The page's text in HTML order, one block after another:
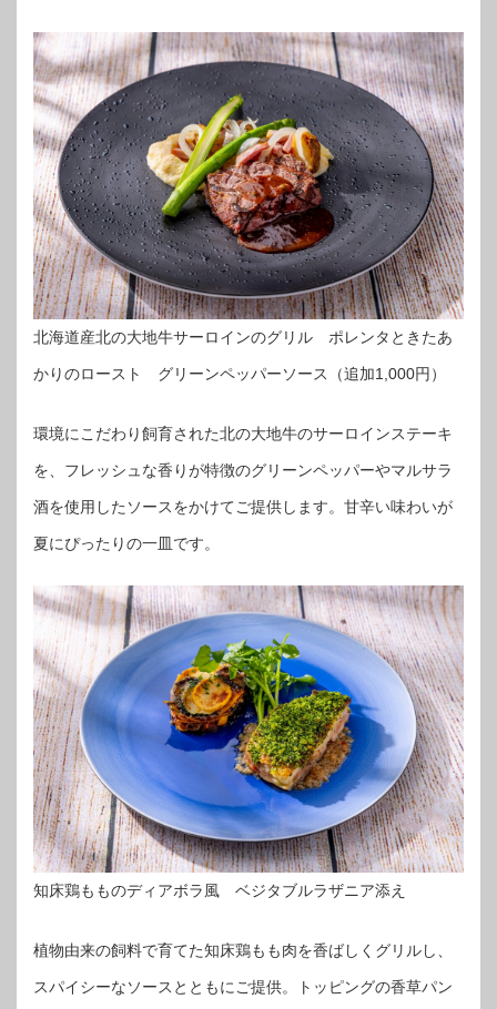
北海道産北の大地牛サーロインのグリル ポレンタときたあ
かりのロースト グリーンペッパーソース（追加1,000円）
環境にこだわり飼育された北の大地牛のサーロインステーキ
を、フレッシュな香りが特徴のグリーンペッパーやマルサラ
酒を使用したソースをかけてご提供します。甘辛い味わいが
夏にぴったりの一皿です。
知床鶏もものディアボラ風 ベジタブルラザニア添え
植物由来の飼料で育てた知床鶏もも肉を香ばしくグリルし、
スパイシーなソースとともにご提供。トッピングの香草パン